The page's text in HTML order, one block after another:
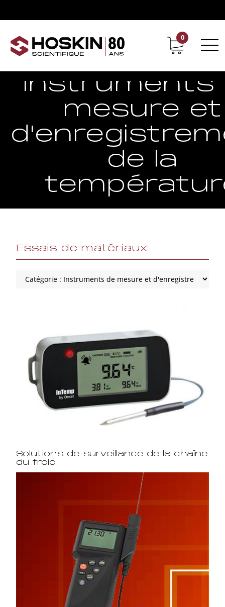
Support Carrières chez Hoskin
0
Instruments
mesure et
de la
Essais de matériaux
Solutions de surveillance de la chaîne
du froid